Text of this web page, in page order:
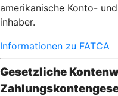
amerikanische Konto-
inhaber.
Informationen zu FATCA
Gesetzliche